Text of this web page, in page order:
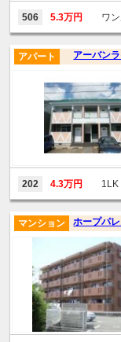
506 5.3万円 ワン
アーバン
アパート
202 4.3万円 1LK
ホープパ
マンション